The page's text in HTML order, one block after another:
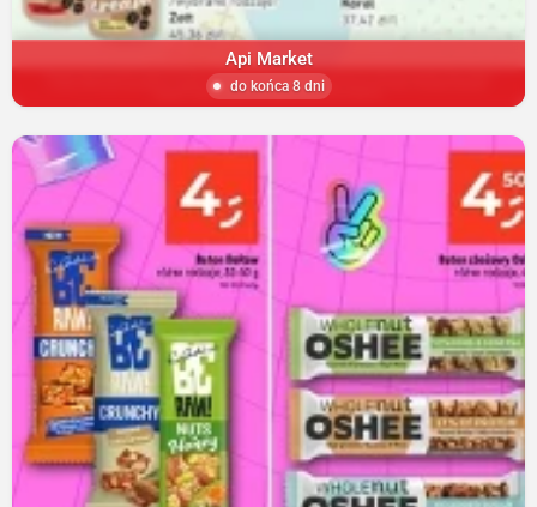
Api Market
do końca 8 dni